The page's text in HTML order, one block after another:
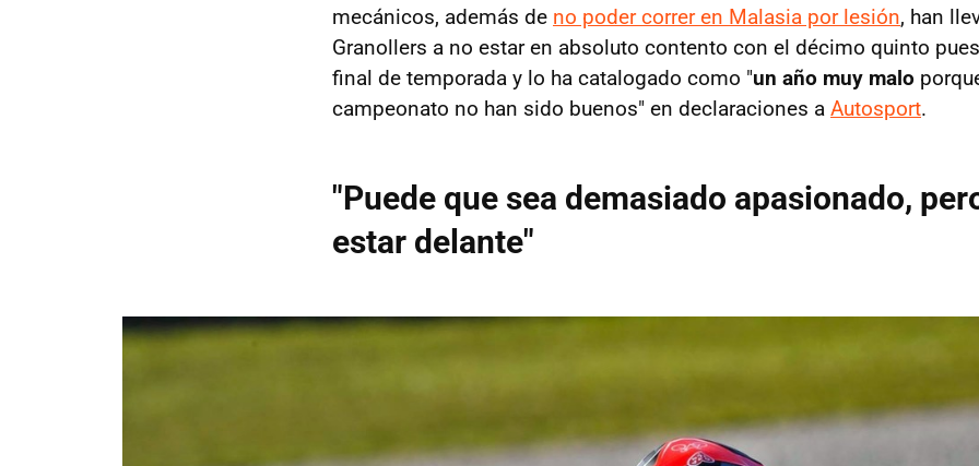
mecánicos, además de no poder correr en Malasia por lesión, han
Granollers a no estar en absoluto contento con el décimo quinto
final de temporada y lo ha catalogado como "un año muy malo
campeonato no han sido buenos" en declaraciones a Autosport.
"Puede que sea demasiado apasionado,
estar delante"